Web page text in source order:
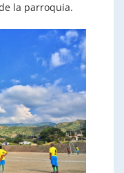
la parroquia.